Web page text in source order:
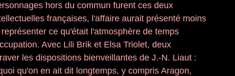
hors du commun furent ces deux
françaises, l'affaire aurait présenté moins
ce qu'était l'atmosphère de temps
Avec Lili Brik et Elsa Triolet, deux
les dispositions bienveillantes de J.-N. Liaut :
qu'on en ait dit longtemps, y compris Aragon,